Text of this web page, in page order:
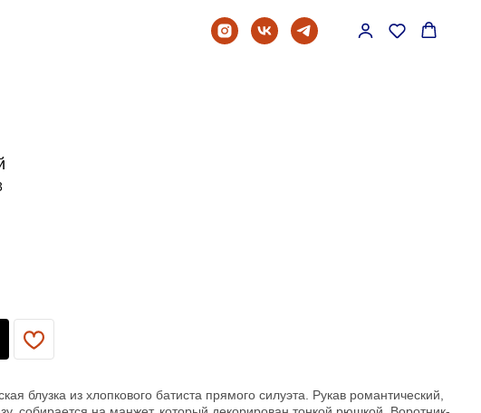
блузка из хлопкового батиста прямого силуэта. Рукав романтический,